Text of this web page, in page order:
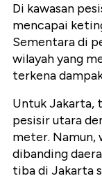
Di kawasan
mencapai
Sementara di
wilayah yang
terkena
Untuk Jakarta,
pesisir utara
meter. Namun,
dibanding
tiba di Jakarta